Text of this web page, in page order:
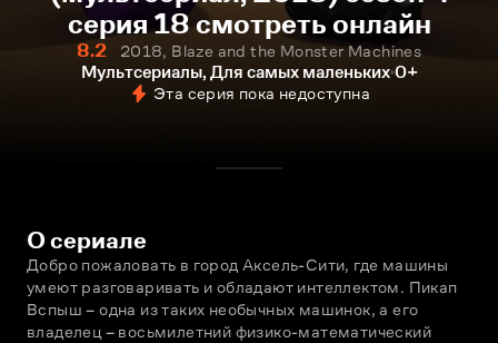
серия 18 смотреть онлайн
8.2
2018, Blaze and the Monster Machines
Мультсериалы, Для самых маленьких 0+
Эта серия пока недоступна
О сериале
Добро пожаловать в город Аксель-Сити, где машины
умеют разговаривать и обладают интеллектом. Пикап
Вспыш – одна из таких необычных машинок, а его
владелец – восьмилетний физико-математический